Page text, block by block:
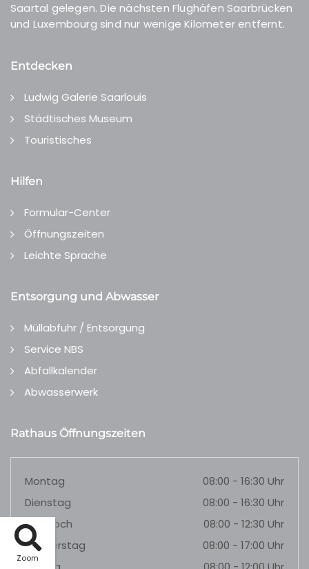
Zoom
Saartal gelegen. Die nächsten Flughäfen Saarbrücken
und Luxembourg sind nur wenige Kilometer entfernt.
Entdecken
Ludwig Galerie Saarlouis
Städtisches Museum
Touristisches
Hilfen
Formular-Center
Öffnungszeiten
Leichte Sprache
Entsorgung und Abwasser
Müllabfuhr / Entsorgung
Service NBS
Abfallkalender
Abwasserwerk
Rathaus Öffnungszeiten
Montag
08:00 - 16:30 Uhr
Dienstag
08:00 - 16:30 Uhr
Mittwoch
08:00 - 12:30 Uhr
Donnerstag
08:00 - 17:00 Uhr